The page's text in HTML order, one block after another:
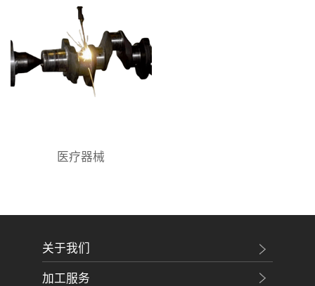
医疗器械
关于我们
加工服务